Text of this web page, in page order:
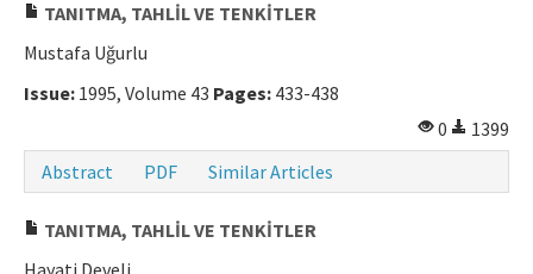
TANITMA, TAHLİL VE TENKİTLER
Mustafa Uğurlu
Issue: 1995, Volume 43 Pages: 433-438
0
1399
Abstract
PDF Similar Articles
TANITMA, TAHLİL VE TENKİTLER